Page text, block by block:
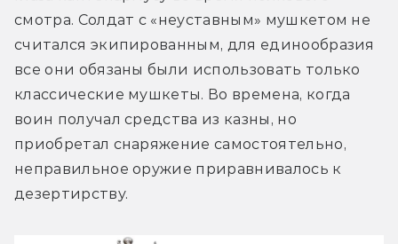
смотра. Солдат с «неуставным» мушкетом не
считался экипированным, для единообразия
все они обязаны были использовать только
классические мушкеты. Во времена, когда
воин получал средства из казны, но
приобретал снаряжение самостоятельно,
неправильное оружие приравнивалось к
дезертирству.